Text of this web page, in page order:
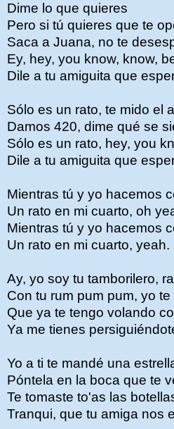
Dime lo que quieres
Pero si tú quieres que te
Saca a Juana, no te
Ey, hey, you know, know,
Dile a tu amiguita que
Sólo es un rato, te mido el
Damos 420, dime qué se
Sólo es un rato, hey, you
Dile a tu amiguita que
Mientras tú y yo hacemos
Un rato en mi cuarto, oh
Mientras tú y yo hacemos
Un rato en mi cuarto, yeah.
Ay, yo soy tu tamborilero,
Con tu rum pum pum, yo
Que ya te tengo volando
Ya me tienes
Yo a ti te mandé una
Póntela en la boca que te
Te tomaste to'as las
Tranqui, que tu amiga nos